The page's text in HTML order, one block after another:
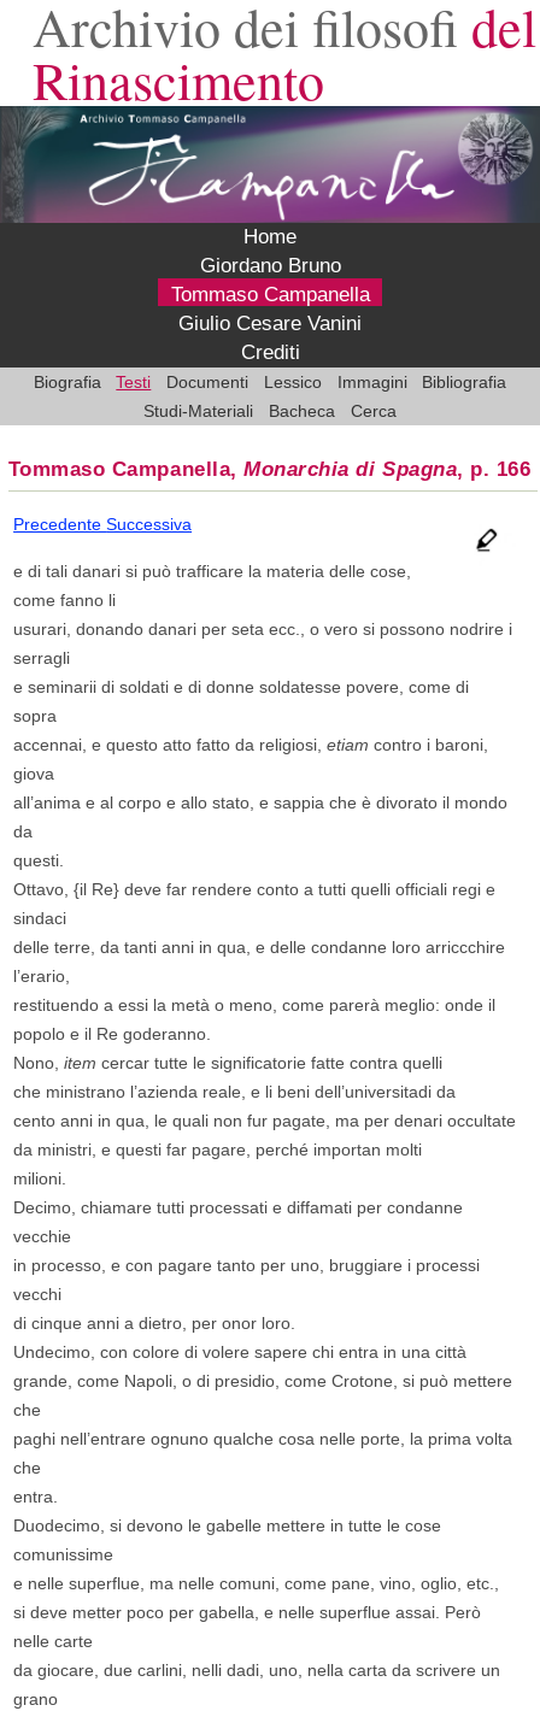
Archivio dei filosofi del
Rinascimento
Home
Giordano Bruno
Tommaso Campanella
Giulio Cesare Vanini
Crediti
Biografia Testi Documenti Lessico Immagini
Bibliografia
Studi-Materiali
Bacheca Cerca
Tommaso Campanella,Monarchia di Spagna, p. 166
PrecedenteSuccessiva
e di tali danari si può trafficare la materia delle cose,
come fanno li
usurari, donando danari per seta ecc., o vero si possono nodrire i
serragli
e seminarii di soldati e di donne soldatesse povere, come di
sopra
accennai, e questo atto fatto da religiosi,etiam contro i baroni,
giova
all’anima e al corpo e allo stato, e sappia che è divorato il mondo
da
questi.
Ottavo, {il Re} deve far rendere conto a tutti quelli officiali regi e
sindaci
delle terre, da tanti anni in qua, e delle condanne loro arriccchire
l’erario,
restituendo a essi la metà o meno, come parerà meglio: onde il
popolo e il Re goderanno.
Nono,item cercar tutte le significatorie fatte contra quelli
che ministrano l’azienda reale, e li beni dell’universitadi da
cento anni in qua, le quali non fur pagate, ma per denari occultate
da ministri, e questi far pagare, perché importan molti
milioni.
Decimo, chiamare tutti processati e diffamati per condanne
vecchie
in processo, e con pagare tanto per uno, bruggiare i processi
vecchi
di cinque anni a dietro, per onor loro.
Undecimo, con colore di volere sapere chi entra in una città
grande, come Napoli, o di presidio, come Crotone, si può mettere
che
paghi nell’entrare ognuno qualche cosa nelle porte, la prima volta
che
entra.
Duodecimo, si devono le gabelle mettere in tutte le cose
comunissime
e nelle superflue, ma nelle comuni, come pane, vino, oglio, etc.,
si deve metter poco per gabella, e nelle superflue assai. Però
nelle carte
da giocare, due carlini, nelli dadi, uno, nella carta da scrivere un
grano